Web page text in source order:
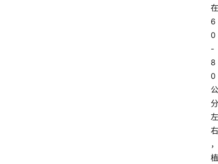
在
6
0
-
8
0
公
分
左
右
，
植